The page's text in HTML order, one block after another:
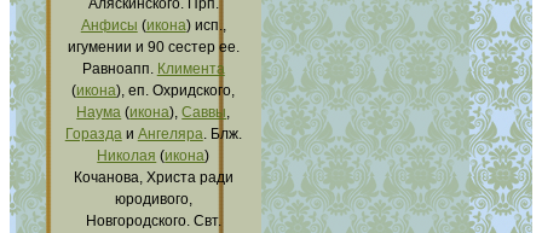
Аляскинского. Прп.
Анфисы (икона) исп.,
игумении и 90 сестер ее.
Равноапп. Климента
(икона), еп. Охридского,
Наума (икона),Саввы,
Гораздаи Ангеляра. Блж.
Николая (икона)
Кочанова, Христа ради
юродивого,
Новгородского. Свт.